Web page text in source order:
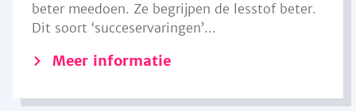
beter meedoen. Ze begrijpen de lesstof beter.
Dit soort ‘succeservaringen’...
Meer informatie